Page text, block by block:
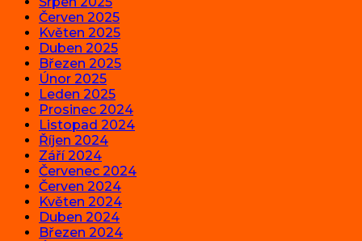
Červen 2025
Květen 2025
Duben 2025
Březen 2025
Únor 2025
Leden 2025
Prosinec 2024
Listopad 2024
Říjen 2024
Září 2024
Červenec 2024
Červen 2024
Květen 2024
Duben 2024
Březen 2024